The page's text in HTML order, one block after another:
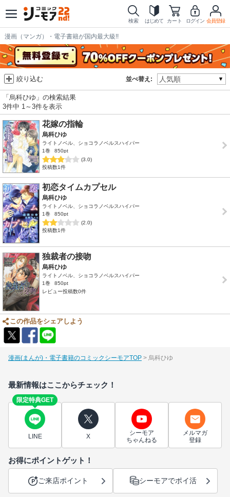
検索 はじめて カート ログイン 会員登録
漫画（マンガ）・電子書籍が国内最大級!!
並べ替え:
絞り込む
「烏科ひゆ」の検索結果
3件中 1～3件を表示
花嫁の指輪
烏科ひゆ
ライトノベル、ショコラノベルスハイパー
1巻
850pt
(3.0)
投稿数1件
初恋タイムカプセル
烏科ひゆ
ライトノベル、ショコラノベルスハイパー
1巻
850pt
(2.0)
投稿数1件
独裁者の接吻
烏科ひゆ
ライトノベル、ショコラノベルスハイパー
1巻
850pt
レビュー投稿数0件
この作品をシェアしよう
漫画(まんが)・電子書籍のコミックシーモアTOP 烏科ひゆ
最新情報はここからチェック！
限定特典GET
LINE X
シーモア
ちゃんねる
メルマガ
登録
お得にポイントゲット！
ご来店ポイント シーモアでポイ活